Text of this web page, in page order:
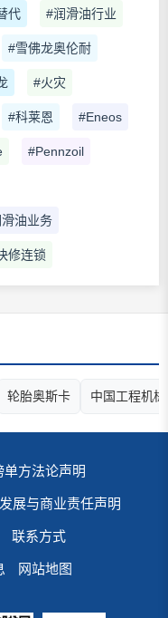
代 #润滑油行业
#雪佛龙奥伦耐
#火灾
#科莱恩 #Eneos
#Pennzoil
油业务
修连锁
轮胎奥斯卡 中国工程机
单方法论声明
展与商业责任声明
联系方式
网站地图